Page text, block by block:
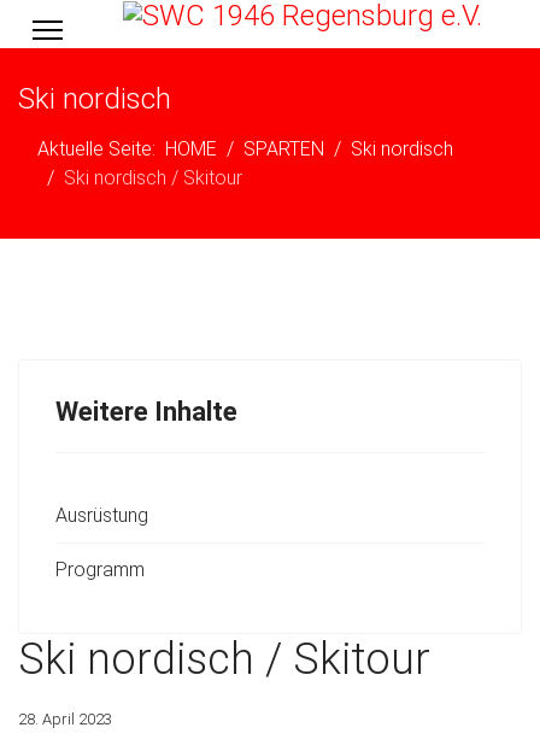
Ski nordisch
Aktuelle Seite: HOME SPARTEN
Ski nordisch
Ski nordisch / Skitour
Weitere Inhalte
Ausrüstung
Programm
Ski nordisch / Skitour
28. April 2023